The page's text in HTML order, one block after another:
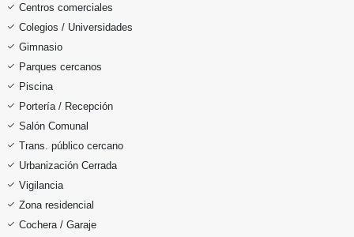
Centros comerciales
Colegios / Universidades
Gimnasio
Parques cercanos
Piscina
Portería / Recepción
Salón Comunal
Trans. público cercano
Urbanización Cerrada
Vigilancia
Zona residencial
Cochera / Garaje